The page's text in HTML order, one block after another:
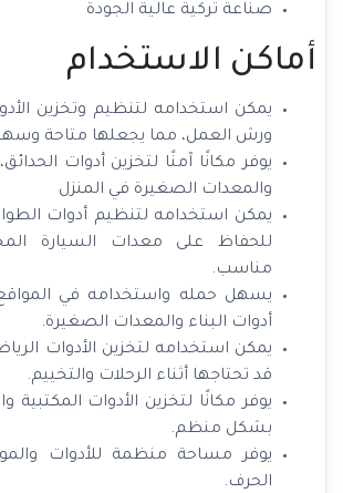
صناعة تركية عالية الجودة
أماكن الاستخدام
يمكن استخدامه لتنظيم وتخزين
ورش العمل، مما يجعلها متاحة
يوفر مكانًا آمنًا لتخزين أدوات الحدائق،
والمعدات الصغيرة في المنزل
يمكن استخدامه لتنظيم أدوات
للحفاظ على معدات السيارة
مناسب.
يسهل حمله واستخدامه في المواقع
أدوات البناء والمعدات الصغيرة.
يمكن استخدامه لتخزين الأدوات
قد تحتاجها أثناء الرحلات والتخييم.
يوفر مكانًا لتخزين الأدوات المكتبية
بشكل منظم.
يوفر مساحة منظمة للأدوات
الحرف.